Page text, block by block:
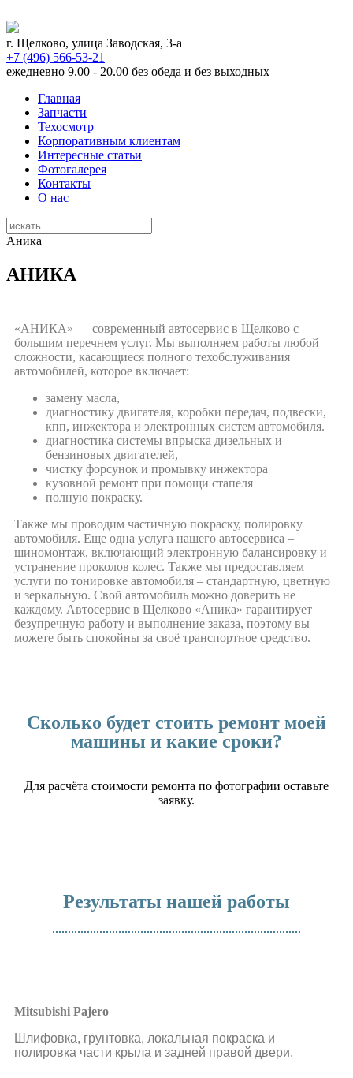
г. Щелково, улица Заводская, 3-а
+7 (496) 566-53-21
ежедневно 9.00 - 20.00 без обеда и без выходных
Главная
Запчасти
Техосмотр
Корпоративным клиентам
Интересные статьи
Фотогалерея
Контакты
О нас
Аника
АНИКА
«АНИКА» — современный автосервис в Щелково с
большим перечнем услуг. Мы выполняем работы любой
сложности, касающиеся полного техобслуживания
автомобилей, которое включает:
замену масла,
диагностику двигателя, коробки передач, подвески,
кпп, инжектора и электронных систем автомобиля.
диагностика системы впрыска дизельных и
бензиновых двигателей,
чистку форсунок и промывку инжектора
кузовной ремонт при помощи стапеля
полную покраску.
Также мы проводим частичную покраску, полировку
автомобиля. Еще одна услуга нашего автосервиса –
шиномонтаж, включающий электронную балансировку и
устранение проколов колес. Также мы предоставляем
услуги по тонировке автомобиля – стандартную, цветную
и зеркальную. Свой автомобиль можно доверить не
каждому. Автоcервис в Щелково «Аника» гарантирует
безупречную работу и выполнение заказа, поэтому вы
можете быть спокойны за своё транспортное средство.
Сколько будет стоить ремонт моей
машины и какие сроки?
Для расчёта стоимости ремонта по фотографии оставьте
заявку.
Результаты нашей работы
Mitsubishi Pajero
Шлифовка, грунтовка, локальная покраска и
полировка части крыла и задней правой двери.